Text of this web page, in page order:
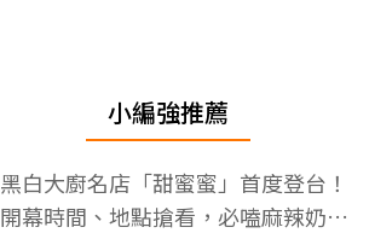
小編強推薦
黑白大廚名店「甜蜜蜜」首度登台！
開幕時間、地點搶看，必嗑麻辣奶油